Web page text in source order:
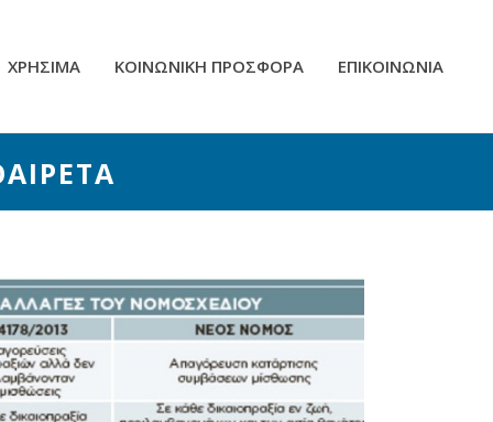
ΧΡΗΣΙΜΑ ΚΟΙΝΩΝΙΚΗ ΠΡΟΣΦΟΡΑ ΕΠΙΚΟΙΝΩΝΙΑ